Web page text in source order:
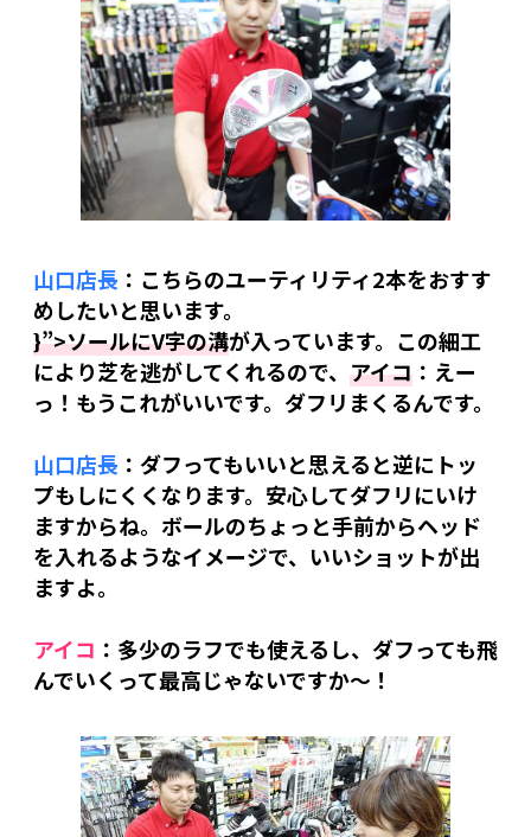
山口店長 ：こちらのユーティリティ2本をおすす
めしたいと思います。
}”>ソールにV字の溝が入っています。この細工
により芝を逃がしてくれるので、 アイコ ：えー
っ！もうこれがいいです。ダフリまくるんです。
山口店長 ：ダフってもいいと思えると逆にトッ
プもしにくくなります。安心してダフリにいけ
ますからね。ボールのちょっと手前からヘッド
を入れるようなイメージで、いいショットが出
ますよ。
アイコ ：多少のラフでも使えるし、ダフっても飛
んでいくって最高じゃないですか〜！